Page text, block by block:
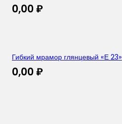
0,00 ₽
Гибкий мрамор глянцевый «Е 23»
0,00 ₽